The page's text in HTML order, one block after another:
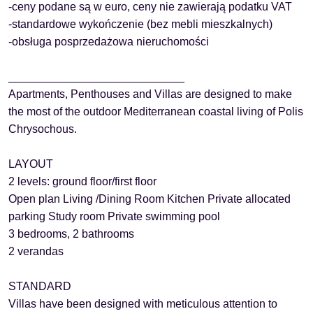
-ceny podane są w euro, ceny nie zawierają podatku VAT
-standardowe wykończenie (bez mebli mieszkalnych)
-obsługa posprzedażowa nieruchomości
Apartments, Penthouses and Villas are designed to make
the most of the outdoor Mediterranean coastal living of Polis
Chrysochous.
LAYOUT
2 levels: ground floor/first floor
Open plan Living /Dining Room Kitchen Private allocated
parking Study room Private swimming pool
3 bedrooms, 2 bathrooms
2 verandas
STANDARD
Villas have been designed with meticulous attention to